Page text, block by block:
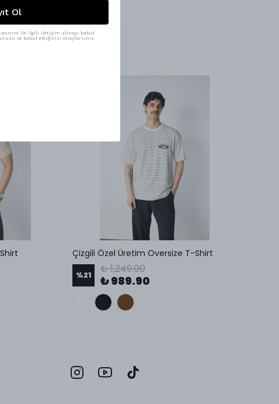
Çizgili Özel Üretim Oversize T-Shirt
%21 ₺ 1,249.00
₺ 989.90
Ol
ile ilgili iletişim almayı kabul
ve kabul ettiğinizi onaylarsınız.